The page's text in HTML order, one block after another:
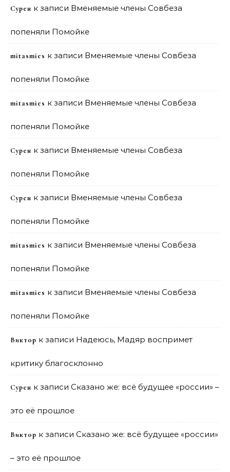
Сурен к записи Вменяемые члены Совбеза
попеняли Помойке
mitasmies к записи Вменяемые члены Совбеза
попеняли Помойке
mitasmies к записи Вменяемые члены Совбеза
попеняли Помойке
Сурен к записи Вменяемые члены Совбеза
попеняли Помойке
Сурен к записи Вменяемые члены Совбеза
попеняли Помойке
mitasmies к записи Вменяемые члены Совбеза
попеняли Помойке
mitasmies к записи Вменяемые члены Совбеза
попеняли Помойке
Виктор к записи Надеюсь, Мадяр воспримет
критику благосклонно
Сурен к записи Сказано же: всё будущее «россии» –
это её прошлое
Виктор к записи Сказано же: всё будущее «россии»
– это её прошлое